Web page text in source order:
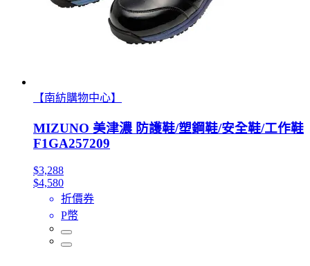
【南紡購物中心】
MIZUNO 美津濃 防護鞋/塑鋼鞋/安全鞋/工作鞋
F1GA257209
$3,288
$4,580
折價券
P幣